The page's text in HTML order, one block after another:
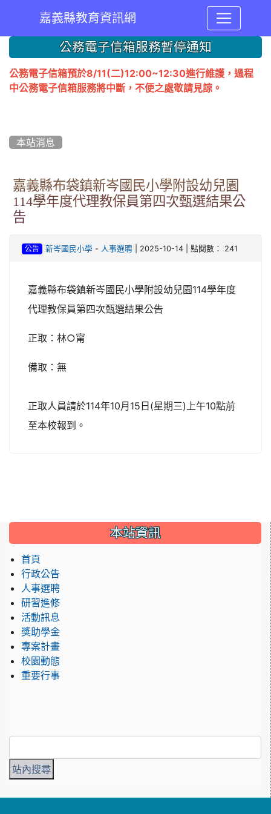
嘉義縣教育資訊網
::: 公務電子信箱服務暫停通知
公務電子信箱預於8/11(二)12:00~12:30進行維護，過程
中公務電子信箱服務將中斷，不便之處敬請見諒。
本站消息
嘉義縣布袋鎮新岑國民小學附設幼兒園
114學年度代理教保員第四次甄選結果公
告
公告 新岑國民小學- 人事選聘| 2025-10-14 | 點閱數： 241
嘉義縣布袋鎮新岑國民小學附設幼兒園114學年度
代理教保員第四次甄選結果公告
正取：林○甯
備取：無
正取人員請於114年10月15日(星期三)上午10點前
至本校報到。
::: 本站資訊
首頁
行政公告
人事選聘
研習進修
活動訊息
獎助學金
專案計畫
校園動態
重要行事